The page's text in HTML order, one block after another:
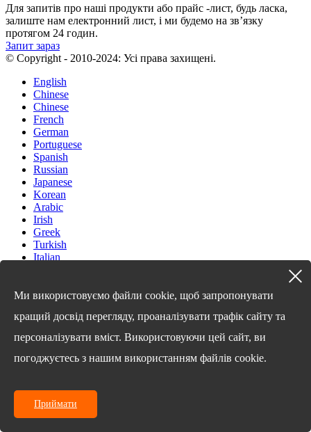
Для запитів про наші продукти або прайс -лист, будь ласка,
залиште нам електронний лист, і ми будемо на зв’язку
протягом 24 годин.
Запит зараз
© Copyright - 2010-2024: Усі права захищені.
English
Chinese
Chinese
French
German
Portuguese
Spanish
Russian
Japanese
Korean
Arabic
Irish
Greek
Turkish
Italian
Indonesian
Afrikaans
Swedish
Polish
Basque
Lao
Albanian
Ми використовуємо файли cookie, щоб запропонувати
кращий досвід перегляду, проаналізувати трафік сайту та
персоналізувати вміст. Використовуючи цей сайт, ви
погоджуєтесь з нашим використанням файлів cookie.
Приймати